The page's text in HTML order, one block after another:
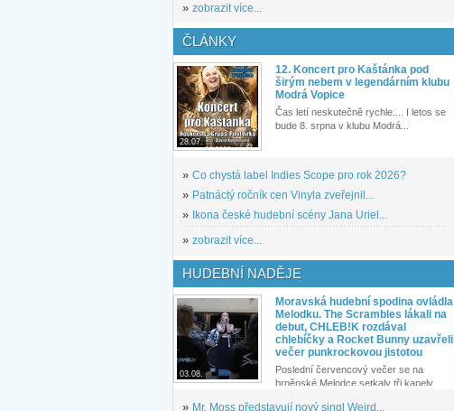
» zobrazit více...
ČLÁNKY
28.07.
12. Koncert pro Kaštánka pod
širým nebem v legendárním klubu
Modrá Vopice
Čas letí neskutečně rychle.... I letos se
bude 8. srpna v klubu Modrá...
» Co chystá label Indies Scope pro rok 2026?
» Patnáctý ročník cen Vinyla zveřejnil...
»
Ikona české hudební scény Jana Uriel...
» zobrazit více...
HUDEBNÍ NADĚJE
03.08.
Moravská hudební spodina ovládla
Melodku. The Scrambles lákali na
debut, CHLEB!K rozdával
chlebíčky a Rocket Bunny uzavřeli
večer punkrockovou jistotou
Poslední červencový večer se na
brněnské Melodce setkaly tři kapely...
» Mr. Moss představují nový singl Weird...